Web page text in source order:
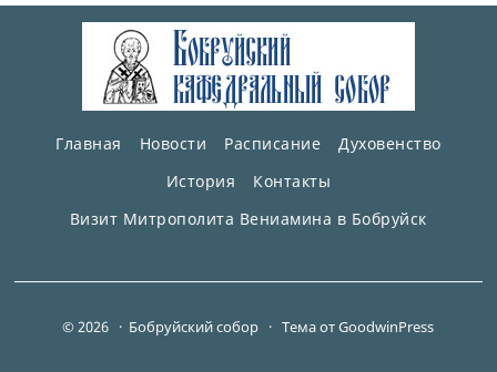
Главная Новости Расписание
Духовенство
История
Контакты
Визит Митрополита Вениамина в Бобруйск
© 2026 · Бобруйский собор ·Тема от GoodwinPress